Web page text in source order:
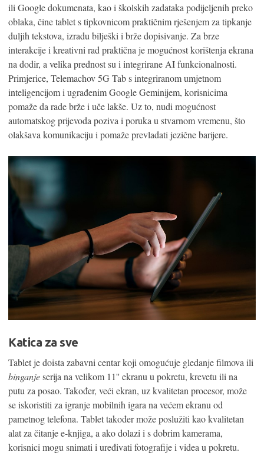
ili Google dokumenata, kao i školskih zadataka podijeljenih preko
oblaka, čine tablet s tipkovnicom praktičnim rješenjem za tipkanje
duljih tekstova, izradu bilješki i brže dopisivanje. Za brze
interakcije i kreativni rad praktična je mogućnost korištenja ekrana
na dodir, a velika prednost su i integrirane AI funkcionalnosti.
Primjerice, Telemachov 5G Tab s integriranom umjetnom
inteligencijom i ugrađenim Google Geminijem, korisnicima
pomaže da rade brže i uče lakše. Uz to, nudi mogućnost
automatskog prijevoda poziva i poruka u stvarnom vremenu, što
olakšava komunikaciju i pomaže prevladati jezične barijere.
Katica za sve
Tablet je doista zabavni centar koji omogućuje gledanje filmova ili
binganjeserija na velikom 11'' ekranu u pokretu, krevetu ili na
putu za posao. Također, veći ekran, uz kvalitetan procesor, može
se iskoristiti za igranje mobilnih igara na većem ekranu od
pametnog telefona. Tablet također može poslužiti kao kvalitetan
alat za čitanje e-knjiga, a ako dolazi i s dobrim kamerama,
korisnici mogu snimati i uređivati fotografije i videa u pokretu.